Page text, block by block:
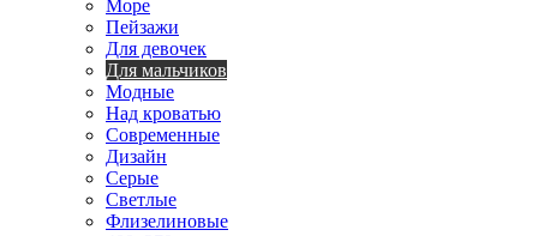
Море
Пейзажи
Для девочек
Для мальчиков
Модные
Над кроватью
Современные
Дизайн
Серые
Светлые
Флизелиновые